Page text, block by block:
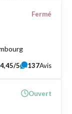
Fermé
4,45/5 137Avis
Ouvert